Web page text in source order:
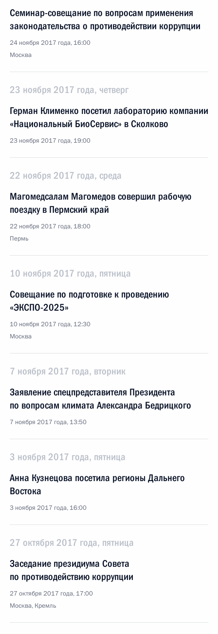
Семинар-совещание по вопросам применения
законодательства о противодействии коррупции
24 ноября 2017 года, 16:00
Москва
23 ноября 2017 года, четверг
Герман Клименко посетил лабораторию компании
«Национальный БиоСервис» в Сколково
23 ноября 2017 года, 19:00
22 ноября 2017 года, среда
Магомедсалам Магомедов совершил рабочую
поездку в Пермский край
22 ноября 2017 года, 18:00
Пермь
10 ноября 2017 года, пятница
Совещание по подготовке к проведению
«ЭКСПО-2025»
10 ноября 2017 года, 12:30
Москва
7 ноября 2017 года, вторник
Заявление спецпредставителя Президента
по вопросам климата Александра Бедрицкого
7 ноября 2017 года, 13:50
3 ноября 2017 года, пятница
Анна Кузнецова посетила регионы Дальнего
Востока
3 ноября 2017 года, 16:00
27 октября 2017 года, пятница
Заседание президиума Совета
по противодействию коррупции
27 октября 2017 года, 17:00
Москва, Кремль